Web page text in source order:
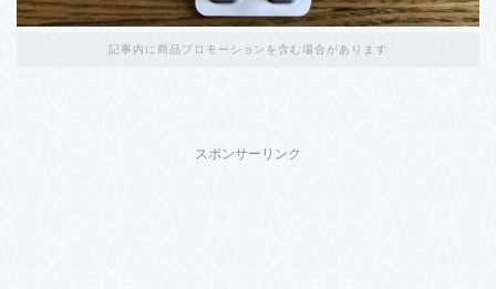
記事内に商品プロモーションを含む場合があります
スポンサーリンク